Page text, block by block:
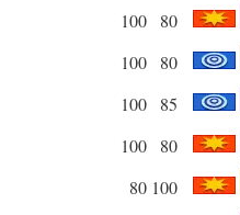
80
100
80
100
85
100
80
100
100
80